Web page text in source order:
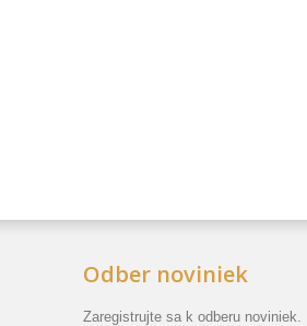
Odber noviniek
Zaregistrujte sa k odberu noviniek.